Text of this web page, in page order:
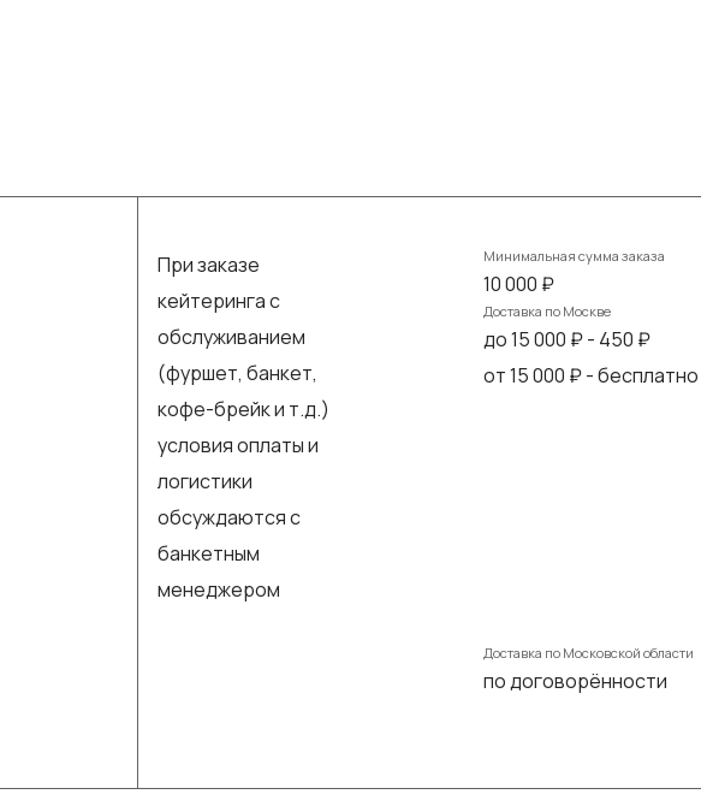
При заказе
кейтеринга с
обслуживанием
(фуршет, банкет,
кофе-брейк и т.д.)
условия оплаты и
логистики
обсуждаются с
банкетным
менеджером
Минимальная сумма заказа
10 000 ₽
Доставка по Москве
до 15 000 ₽ - 450 ₽
от 15 000 ₽ - бесплатно
Доставка по Московской области
по договорённости